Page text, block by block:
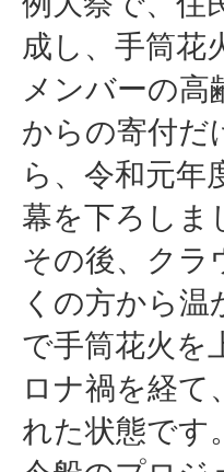
成し、手筒花
メンバーの高
からの寄付だ
ら、令和元年
幕を下ろしま
その後、クラ
くの方から
で手筒花火を
ロナ禍を経て
れた状態です。